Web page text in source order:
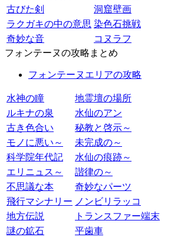
古びた剣
洞窟壁画
ラクガキの中の意思 染色石挑戦
奇妙な音
コヌラフ
フォンテーヌの攻略まとめ
フォンテーヌエリアの攻略
水神の瞳
地霊壇の場所
ルキナの泉
水仙のアン
古き色合い
秘教と啓示～
モノに悪い～
未完成の～
科学院年代記
水仙の痕跡～
エリニュス～
諧律の～
不思議な本
奇妙なパーツ
飛行マシナリー ノンビリラッコ
地方伝説
トランスファー端末
謎の鉱石
平歯車